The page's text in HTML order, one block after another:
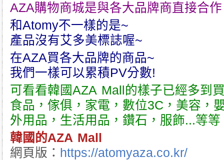
AZA購物商城是與各大品牌商直接合作
和Atomy不一樣的是~
產品沒有艾多美標誌喔~
在AZA買各大品牌的商品~
我們一樣可以累積PV分數!
可看看韓國AZA Mall的樣子已經多到
食品，傢俱，家電，數位3C，美容，
外用品，生活用品，鑽石，服飾...等等
韓國的AZA Mall
網頁版： https://atomyaza.co.kr/